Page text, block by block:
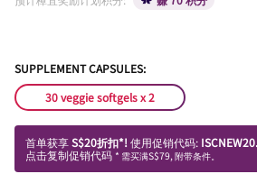
SUPPLEMENT CAPSULES:
30 veggie softgels x 2
首单获享S$20折扣*! 使用促销代码: ISCNEW20.
点击复制促销代码 * 需买满S$79, 附带条件。